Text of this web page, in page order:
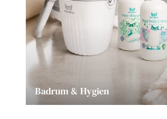
Badrum & Hygien